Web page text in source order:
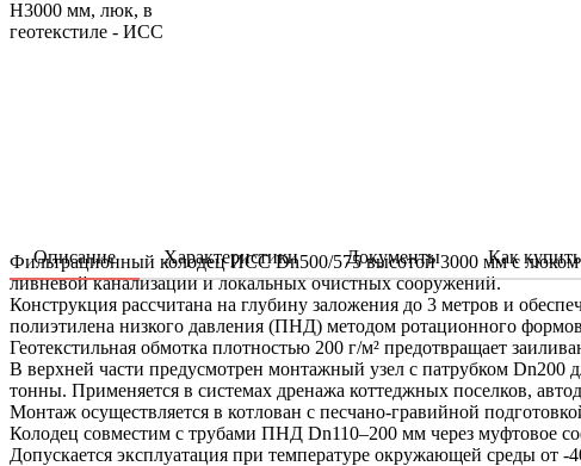
Описание Характеристики Документы Как купить
Фильтрационный колодец ИСС Dn500/575 высотой 3000 мм с люком
ливневой канализации и локальных очистных сооружений.
Конструкция рассчитана на глубину заложения до 3 метров и
полиэтилена низкого давления (ПНД) методом ротационного
Геотекстильная обмотка плотностью 200 г/м² предотвращает
В верхней части предусмотрен монтажный узел с патрубком
тонны. Применяется в системах дренажа коттеджных поселков,
Монтаж осуществляется в котлован с песчано-гравийной
Колодец совместим с трубами ПНД Dn110–200 мм через муфтовое
Допускается эксплуатация при температуре окружающей среды от -